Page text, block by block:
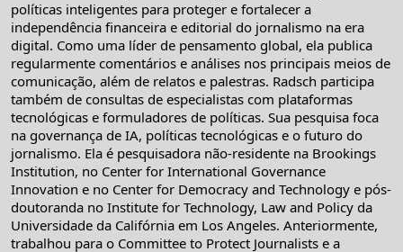
políticas inteligentes para proteger e fortalecer a
independência financeira e editorial do jornalismo na era
digital. Como uma líder de pensamento global, ela publica
regularmente comentários e análises nos principais meios de
comunicação, além de relatos e palestras. Radsch participa
também de consultas de especialistas com plataformas
tecnológicas e formuladores de políticas. Sua pesquisa foca
na governança de IA, políticas tecnológicas e o futuro do
jornalismo. Ela é pesquisadora não-residente na Brookings
Institution, no Center for International Governance
Innovation e no Center for Democracy and Technology e pós-
doutoranda no Institute for Technology, Law and Policy da
Universidade da Califórnia em Los Angeles. Anteriormente,
trabalhou para o Committee to Protect Journalists e a